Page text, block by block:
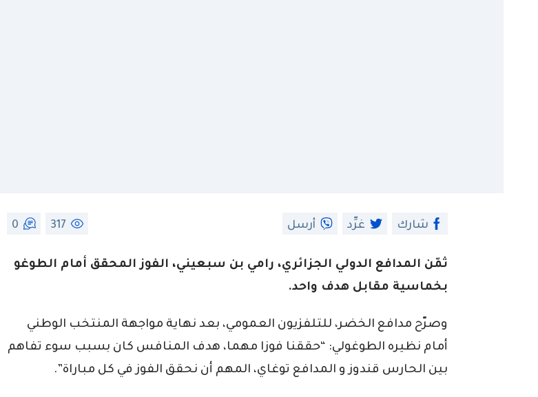
شارك غرِّد أرسل 317
0
ثمّن المدافع الدولي الجزائري، رامي بن سبعيني، الفوز المحقق أمام الطوغو
بخماسية مقابل هدف واحد.
وصرّح مدافع الخضر، للتلفزيون العمومي، بعد نهاية مواجهة المنتخب الوطني
أمام نظيره الطوغولي: “حققنا فوزا مهما، هدف المنافس كان بسبب سوء تفاهم
بين الحارس قندوز و المدافع توغاي، المهم أن نحقق الفوز في كل مباراة”.